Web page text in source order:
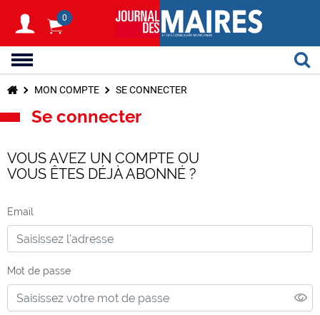
0
MON COMPTE SE CONNECTER
Se connecter
VOUS AVEZ UN COMPTE OU
VOUS ÊTES DÉJÀ ABONNÉ ?
Email
Mot de passe